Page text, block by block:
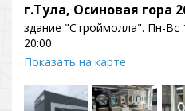
г.Тула, Осиновая гора
здание "Строймолла". Пн-Вс
20:00
Показать на карте